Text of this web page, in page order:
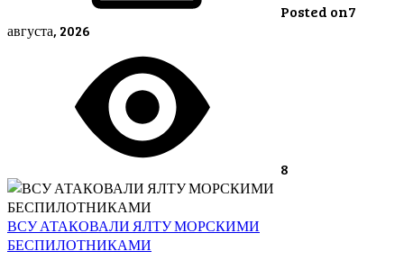
Posted on7
августа, 2026
8
ВСУ АТАКОВАЛИ ЯЛТУ МОРСКИМИ
БЕСПИЛОТНИКАМИ